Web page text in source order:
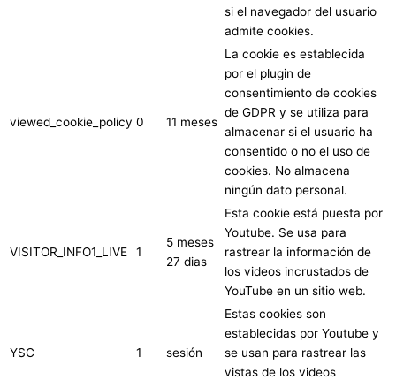
si el navegador del usuario
admite cookies.
viewed_cookie_policy 0 11 meses
La cookie es establecida
por el plugin de
consentimiento de cookies
de GDPR y se utiliza para
almacenar si el usuario ha
consentido o no el uso de
cookies. No almacena
ningún dato personal.
VISITOR_INFO1_LIVE 1
5 meses
27 dias
Esta cookie está puesta por
Youtube. Se usa para
rastrear la información de
los videos incrustados de
YouTube en un sitio web.
YSC 1 sesión
Estas cookies son
establecidas por Youtube y
se usan para rastrear las
vistas de los videos